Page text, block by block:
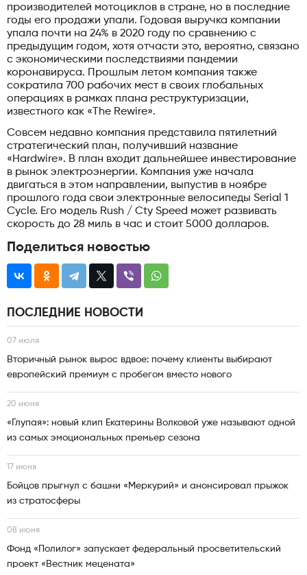
производителей мотоциклов в стране, но в последние
годы его продажи упали. Годовая выручка компании
упала почти на 24% в 2020 году по сравнению с
предыдущим годом, хотя отчасти это, вероятно, связано
с экономическими последствиями пандемии
коронавируса. Прошлым летом компания также
сократила 700 рабочих мест в своих глобальных
операциях в рамках плана реструктуризации,
известного как «The Rewire».
Совсем недавно компания представила пятилетний
стратегический план, получивший название
«Hardwire». В план входит дальнейшее инвестирование
в рынок электроэнергии. Компания уже начала
двигаться в этом направлении, выпустив в ноябре
прошлого года свои электронные велосипеды Serial 1
Cycle. Его модель Rush / Cty Speed ​​может развивать
скорость до 28 миль в час и стоит 5000 долларов.
Поделиться новостью
ПОСЛЕДНИЕ НОВОСТИ
07 июля
Вторичный рынок вырос вдвое: почему клиенты выбирают
европейский премиум с пробегом вместо нового
20 июня
«Глупая»: новый клип Екатерины Волковой уже называют одной
из самых эмоциональных премьер сезона
17 июня
Бойцов прыгнул с башни «Меркурий» и анонсировал прыжок
из стратосферы
08 июня
Фонд «Полилог» запускает федеральный просветительский
проект «Вестник мецената»